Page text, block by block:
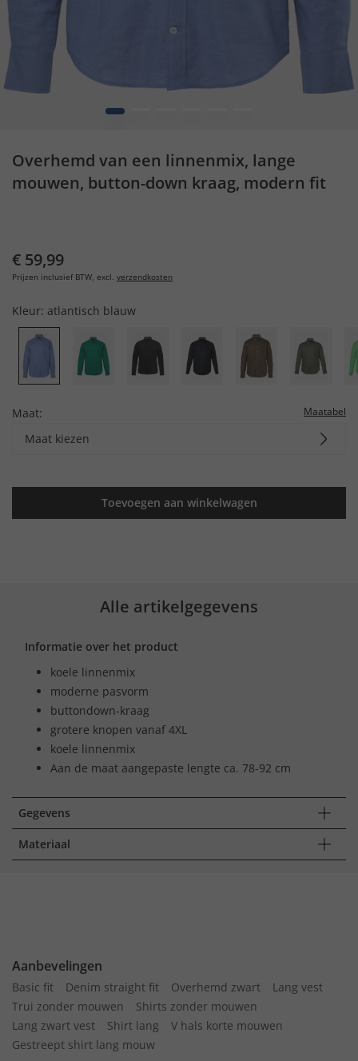
1
Overhemd van een linnenmix, lange
mouwen, button-down kraag, modern fit
€ 59,99
Prijzen inclusief BTW, excl. verzendkosten
Kleur: atlantisch blauw
Maat: Maatabel
Maat kiezen
Toevoegen aan winkelwagen
Alle artikelgegevens
Informatie over het product
koele linnenmix
moderne pasvorm
buttondown-kraag
grotere knopen vanaf 4XL
koele linnenmix
Aan de maat aangepaste lengte ca. 78-92 cm
Gegevens
Materiaal
Aanbevelingen
Basic fit Denim straight fit Overhemd zwart
Lang vest
Trui zonder mouwen
Shirts zonder mouwen
Lang zwart vest
Shirt lang
V hals korte mouwen
Gestreept shirt lang mouw